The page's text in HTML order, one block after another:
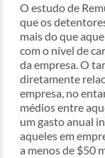
O estudo de
que os
mais do que
com o nível de
da empresa. O
diretamente
empresa, no
médios entre
um gasto anual
aqueles em
a menos de $50